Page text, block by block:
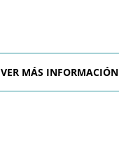
VER MÁS INFORMACIÓN